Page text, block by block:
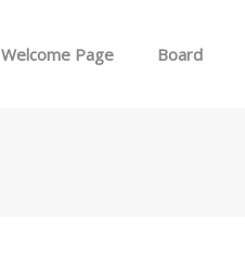
Welcome Page Board